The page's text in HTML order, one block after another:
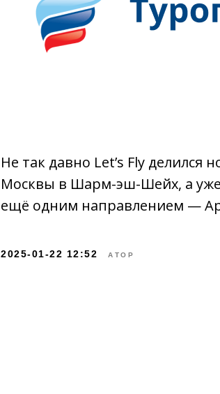
Не так давно Let’s Fly делился
Москвы в Шарм-эш-Шейх, а уже
ещё одним направлением —
2025-01-22 12:52 АТОР